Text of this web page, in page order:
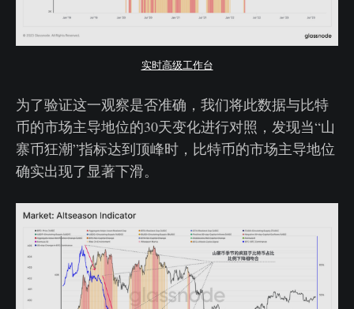
实时高级工作台
为了验证这一观察是否准确，我们将此数据与比特
币的市场主导地位的30天变化进行对照，发现当“山
寨币狂潮”指标达到顶峰时，比特币的市场主导地位
确实出现了显著下滑。